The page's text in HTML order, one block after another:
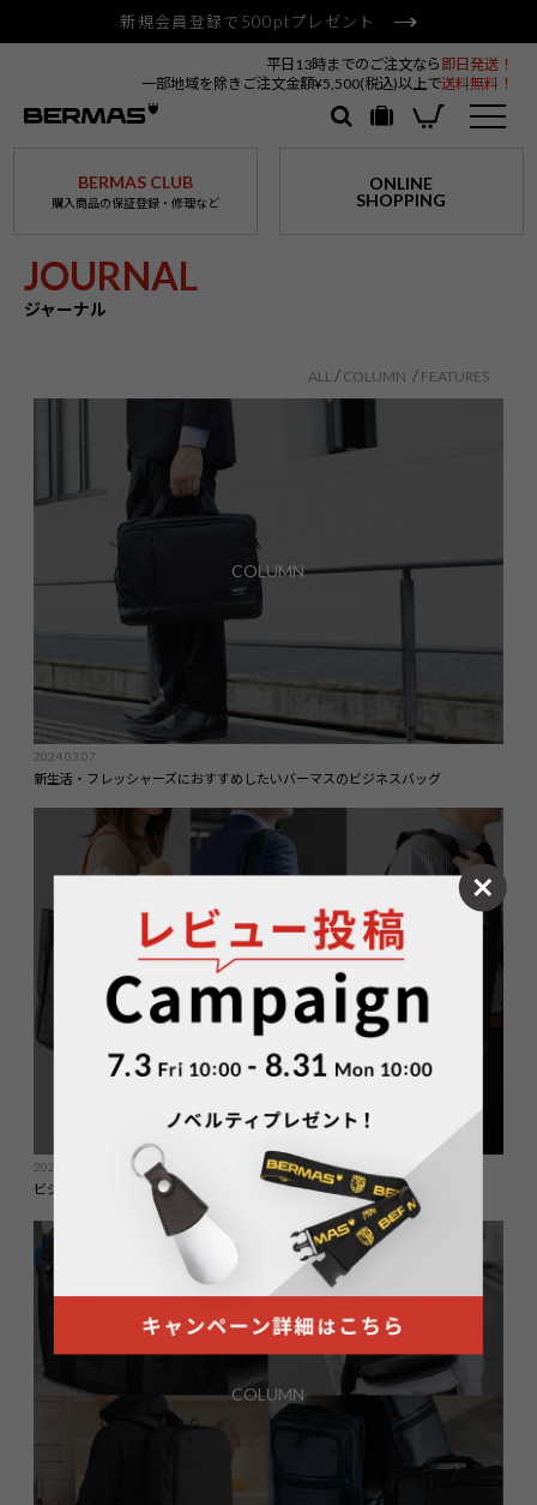
新規会員登録で500ptプレゼント
平日13時までのご注文なら 即日発送！
一部地域を除きご注文金額¥5,500(税込)以上で送料無料！
BERMAS CLUB
購入商品の保証登録・修理など
ONLINE
SHOPPING
JOURNAL
ジャーナル
ALL COLUMN FEATURES
COLUMN
2024.03.07
新生活・フレッシャーズにおすすめしたいバーマスのビジネスバッグ
COLUMN
2023.09.15
ビジネスシーンで活躍するバーマスのトートバッグ7選
COLUMN